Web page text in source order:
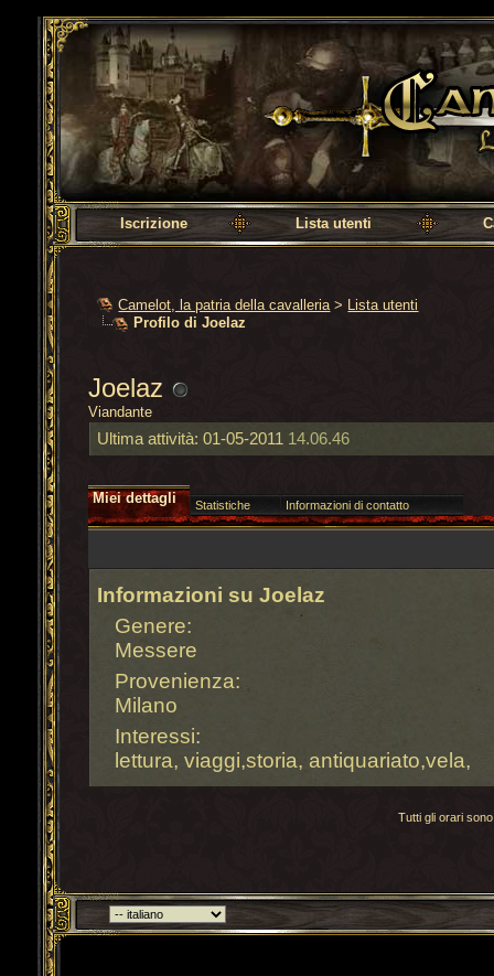
Camelot, la patria della cavalleria
Iscrizione Lista utenti
Camelot, la patria della cavalleria > Lista utenti
Profilo di Joelaz
Joelaz
Viandante
Ultima attività: 01-05-2011 14.06.46
Miei dettagli Statistiche Informazioni di contatto
Informazioni su Joelaz
Genere:
Messere
Provenienza:
Milano
Interessi:
lettura, viaggi,storia, antiquariato,vela,
Tutti gli orari
Torna indietro